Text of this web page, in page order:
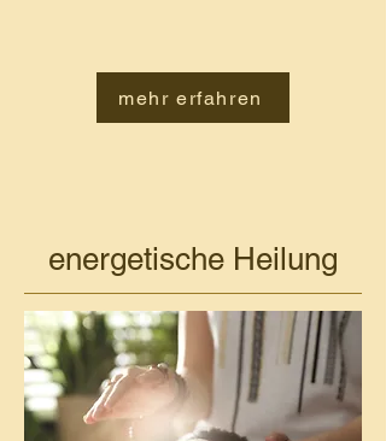
mehr erfahren
energetische Heilung